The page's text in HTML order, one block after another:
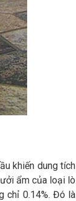
khiến dung tích
ẩm của loại lò
chỉ 0.14%. Đó là